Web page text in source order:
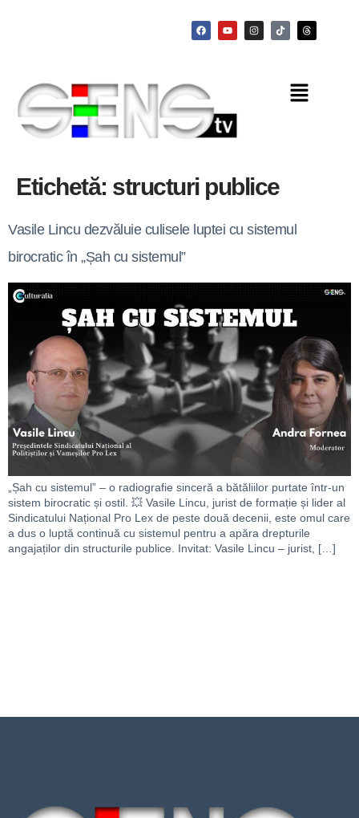
Etichetă: structuri publice
Vasile Lincu dezvăluie culisele luptei cu sistemul
birocratic în „Șah cu sistemul”
„Șah cu sistemul” – o radiografie sinceră a bătăliilor purtate într-un
sistem birocratic și ostil. 💥 Vasile Lincu, jurist de formație și lider al
Sindicatului Național Pro Lex de peste două decenii, este omul care
a dus o luptă continuă cu sistemul pentru a apăra drepturile
angajaților din structurile publice. Invitat: Vasile Lincu – jurist, […]